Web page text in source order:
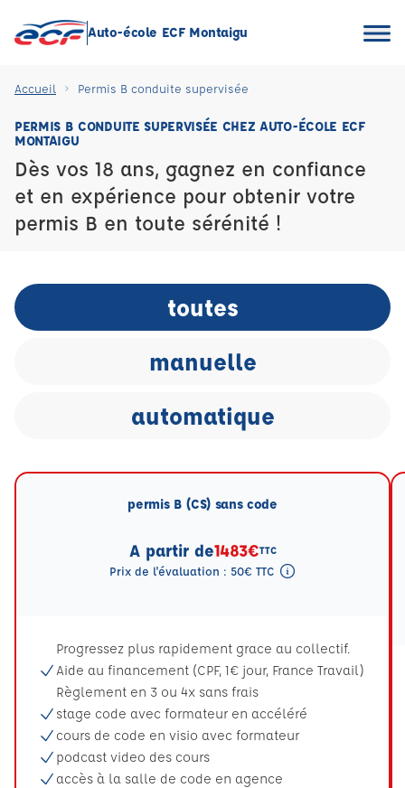
Auto-école ECF Montaigu
Accueil Permis B conduite supervisée
PERMIS B CONDUITE SUPERVISÉE CHEZ AUTO-ÉCOLE ECF
MONTAIGU
Dès vos 18 ans, gagnez en confiance
et en expérience pour obtenir votre
permis B en toute sérénité !
toutes
manuelle
automatique
permis B (CS) sans code
A partir de1483€TTC
Prix de l'évaluation : 50€ TTC
Progressez plus rapidement grace au collectif.
Aide au financement (CPF, 1€ jour, France Travail)
Règlement en 3 ou 4x sans frais
stage code avec formateur en accéléré
cours de code en visio avec formateur
podcast video des cours
accès à la salle de code en agence